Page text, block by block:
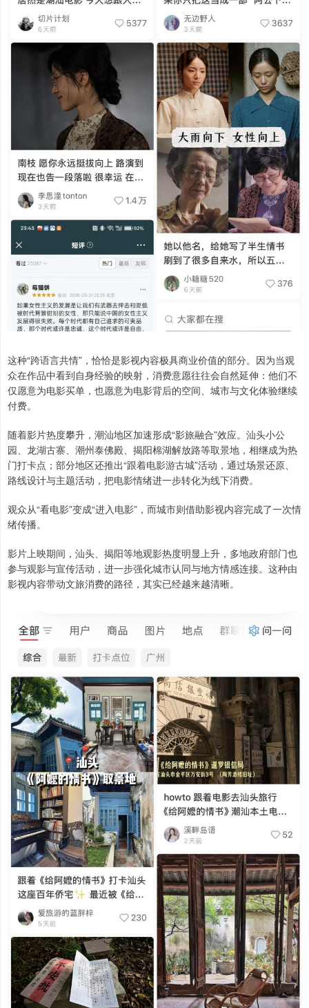
这种“跨语言共情”，恰恰是影视内容极具商业价值的部分。因为当观
众在作品中看到自身经验的映射，消费意愿往往会自然延伸：他们不
仅愿意为电影买单，也愿意为电影背后的空间、城市与文化体验继续
付费。
随着影片热度攀升，潮汕地区加速形成“影旅融合”效应。汕头小公
园、龙湖古寨、潮州泰佛殿、揭阳棉湖解放路等取景地，相继成为热
门打卡点；部分地区还推出“跟着电影游古城”活动，通过场景还原、
路线设计与主题活动，把电影情绪进一步转化为线下消费。
观众从“看电影”变成“进入电影”，而城市则借助影视内容完成了一次情
绪传播。
影片上映期间，汕头、揭阳等地观影热度明显上升，多地政府部门也
参与观影与宣传活动，进一步强化城市认同与地方情感连接。这种由
影视内容带动文旅消费的路径，其实已经越来越清晰。